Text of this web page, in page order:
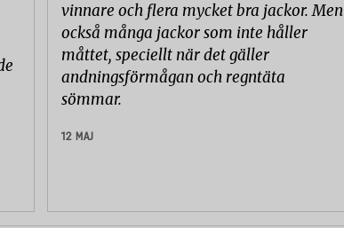
vinnare och flera mycket bra jackor. Men
också många jackor som inte håller
måttet, speciellt när det gäller
andningsförmågan och regntäta
sömmar.
12 MAJ